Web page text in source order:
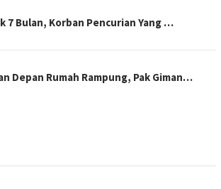
7 Bulan, Korban Pencurian Yang …
Depan Rumah Rampung, Pak Giman…